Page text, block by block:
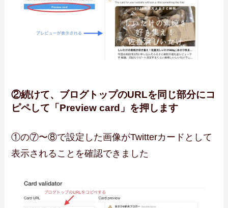
②続けて、ブログトップのURLを同じ部分にコ
ピペして「Preview card」を押します
①の⑦〜⑧で設定した画像がTwitterカードとして
表示されることを確認できました